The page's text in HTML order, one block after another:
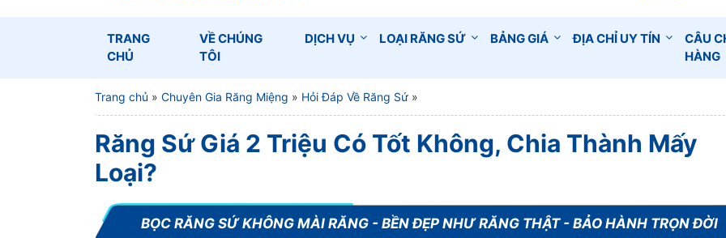
TRANG
CHỦ
VỀ CHÚNG
TÔI
DỊCH VỤ LOẠI RĂNG SỨ BẢNG GIÁ ĐỊA CHỈ UY TÍN
CÂU
HÀNG
Trang chủ » Chuyên Gia Răng Miệng » Hỏi Đáp Về Răng Sứ »
Răng Sứ Giá 2 Triệu Có Tốt Không, Chia Thành Mấy
Loại?